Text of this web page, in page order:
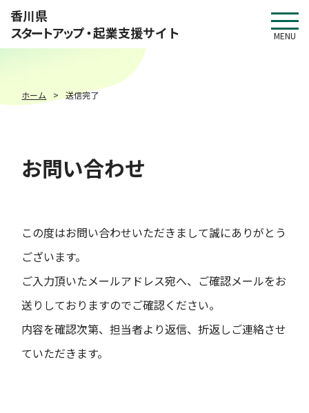
香川県
スタートアップ・起業支援サイト MENU
ホーム 送信完了
お問い合わせ
この度はお問い合わせいただきまして誠にありがとう
ございます。
ご入力頂いたメールアドレス宛へ、ご確認メールをお
送りしておりますのでご確認ください。
内容を確認次第、担当者より返信、折返しご連絡させ
ていただきます。